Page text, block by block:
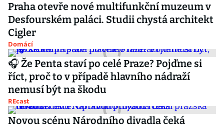
Praha otevře nové multifunkční muzeum v
Desfourském paláci. Studii chystá architekt
Cigler
Domácí
🎧 Že Penta staví po celé Praze? Pojďme si
říct, proč to v případě hlavního nádraží
nemusí být na škodu
REcast
Novou scénu Národního divadla čeká